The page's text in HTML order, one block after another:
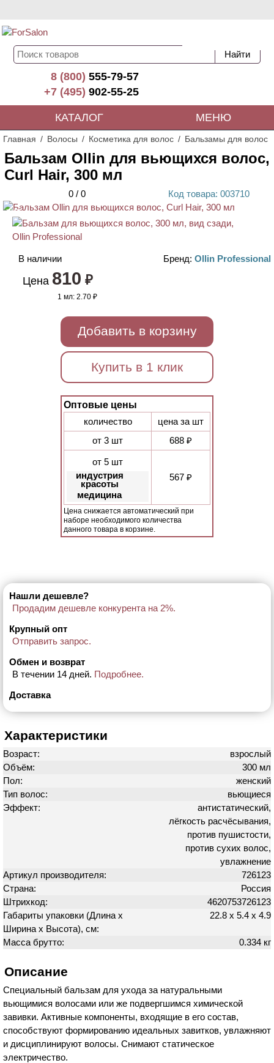
8 (800)555-79-57
+7 (495)902-55-25
КАТАЛОГ МЕНЮ
Главная Волосы Косметика для волос Бальзамы для волос
Бальзам Ollin для вьющихся волос,
Curl Hair, 300 мл
0 / 0 Код товара: 003710
ХИТ
В наличии Бренд: Ollin Professional
Цена 810 ₽
1 мл:2.70 ₽
Добавить в корзину
Купить в 1 клик
Оптовые цены
количество
цена за шт
от 3 шт
688 ₽
от 5 шт
индустрия
красоты
медицина
567 ₽
Цена снижается автоматический при
наборе необходимого количества
данного товара в корзине.
Нашли дешевле?
Продадим дешевле конкурента на 2%.
Крупный опт
Отправить запрос.
Обмен и возврат
В течении 14 дней. Подробнее.
Доставка
Характеристики
Возраст:
взрослый
Объём:
300 мл
Пол:
женский
Тип волос:
вьющиеся
Эффект:
антистатический,
лёгкость расчёсывания,
против пушистости,
против сухих волос,
увлажнение
Артикул производителя:
726123
Страна:
Россия
Штрихкод:
4620753726123
Габариты упаковки (Длина х
Ширина х Высота), см:
22.8 х 5.4 х 4.9
Масса брутто: 0.334 кг
Описание
Специальный бальзам для ухода за натуральными
вьющимися волосами или же подвергшимся химической
завивки. Активные компоненты, входящие в его состав,
способствуют формированию идеальных завитков, увлажняют
и дисциплинируют волосы. Снимают статическое
электричество.